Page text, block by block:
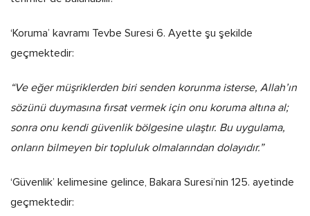
‘Koruma’ kavramı Tevbe Suresi 6. Ayette şu şekilde
geçmektedir:
“Ve eğer müşriklerden biri senden korunma isterse, Allah’ın
sözünü duymasına fırsat vermek için onu koruma altına al;
sonra onu kendi güvenlik bölgesine ulaştır. Bu uygulama,
onların bilmeyen bir topluluk olmalarından dolayıdır.”
‘Güvenlik’ kelimesine gelince, Bakara Suresi’nin 125. ayetinde
geçmektedir: